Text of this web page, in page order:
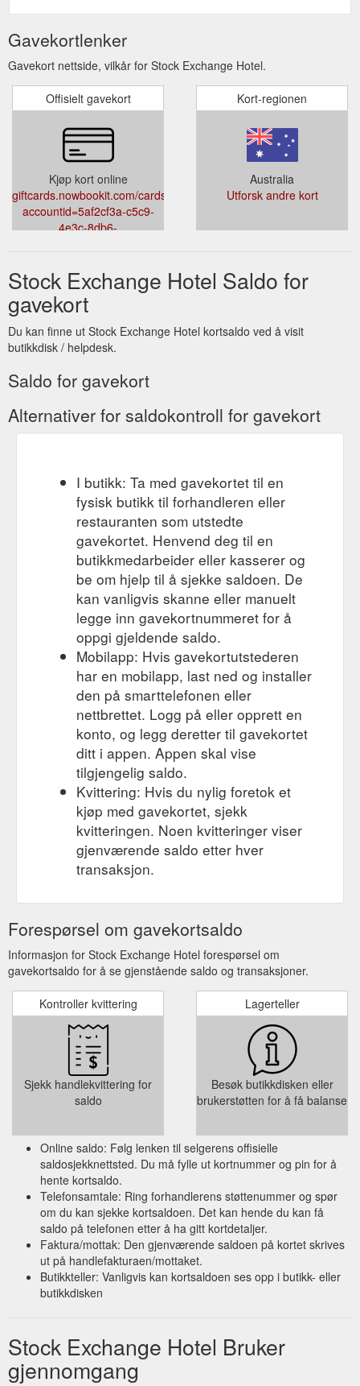
Gavekortlenker
Gavekort nettside, vilkår for Stock Exchange Hotel.
Offisielt gavekort
Kjøp kort online
giftcards.nowbookit.com/cards?
accountid=5af2cf3a-c5c9-
4e3c-8db6-
Kort-regionen
Australia
Utforsk andre kort
Stock Exchange Hotel Saldo for
gavekort
Du kan finne ut Stock Exchange Hotel kortsaldo ved å visit
butikkdisk / helpdesk.
Saldo for gavekort
Alternativer for saldokontroll for gavekort
I butikk: Ta med gavekortet til en
fysisk butikk til forhandleren eller
restauranten som utstedte
gavekortet. Henvend deg til en
butikkmedarbeider eller kasserer og
be om hjelp til å sjekke saldoen. De
kan vanligvis skanne eller manuelt
legge inn gavekortnummeret for å
oppgi gjeldende saldo.
Mobilapp: Hvis gavekortutstederen
har en mobilapp, last ned og installer
den på smarttelefonen eller
nettbrettet. Logg på eller opprett en
konto, og legg deretter til gavekortet
ditt i appen. Appen skal vise
tilgjengelig saldo.
Kvittering: Hvis du nylig foretok et
kjøp med gavekortet, sjekk
kvitteringen. Noen kvitteringer viser
gjenværende saldo etter hver
transaksjon.
Forespørsel om gavekortsaldo
Informasjon for Stock Exchange Hotel forespørsel om
gavekortsaldo for å se gjenstående saldo og transaksjoner.
Kontroller kvittering
Sjekk handlekvittering for
saldo
Lagerteller
Besøk butikkdisken eller
brukerstøtten for å få balanse
Online saldo: Følg lenken til selgerens offisielle
saldosjekknettsted. Du må fylle ut kortnummer og pin for å
hente kortsaldo.
Telefonsamtale: Ring forhandlerens støttenummer og spør
om du kan sjekke kortsaldoen. Det kan hende du kan få
saldo på telefonen etter å ha gitt kortdetaljer.
Faktura/mottak: Den gjenværende saldoen på kortet skrives
ut på handlefakturaen/mottaket.
Butikkteller: Vanligvis kan kortsaldoen ses opp i butikk- eller
butikkdisken
Stock Exchange Hotel Bruker
gjennomgang